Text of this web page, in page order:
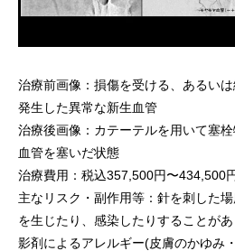
治療前画像：損傷を受ける、あるい
発生した異常な新生血管
治療後画像：カテーテルを用いて塞
血管を塞いだ状態
治療費用：税込357,500円〜434,500
主なリスク・副作用等：針を刺した
を生じたり、感染したりすることが
影剤によるアレルギー(皮膚のかゆみ